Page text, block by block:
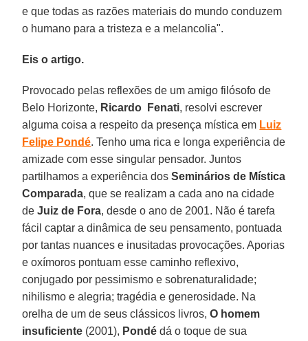
e que todas as razões materiais do mundo conduzem
o humano para a tristeza e a melancolia".
Eis o artigo.
Provocado pelas reflexões de um amigo filósofo de
Belo Horizonte, Ricardo Fenati, resolvi escrever
alguma coisa a respeito da presença mística em Luiz
Felipe Pondé. Tenho uma rica e longa experiência de
amizade com esse singular pensador. Juntos
partilhamos a experiência dosSeminários de Mística
Comparada, que se realizam a cada ano na cidade
deJuiz de Fora, desde o ano de 2001. Não é tarefa
fácil captar a dinâmica de seu pensamento, pontuada
por tantas nuances e inusitadas provocações. Aporias
e oxímoros pontuam esse caminho reflexivo,
conjugado por pessimismo e sobrenaturalidade;
nihilismo e alegria; tragédia e generosidade. Na
orelha de um de seus clássicos livros,O homem
insuficiente (2001), Pondé dá o toque de sua